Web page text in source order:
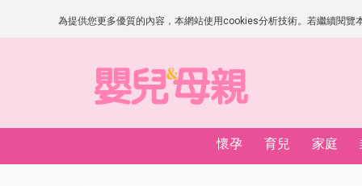
為提供您更多優質的內容，本網站使用cookies分析技術。若繼續閱
懷孕 育兒 家庭